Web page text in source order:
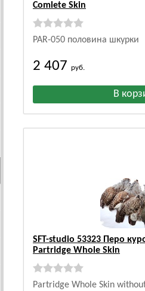
Comlete Skin
PAR-050 половина шкурки
2 407 руб.
SFT-studio 53323 Перо
Partridge Whole Skin
Partridge Whole Skin